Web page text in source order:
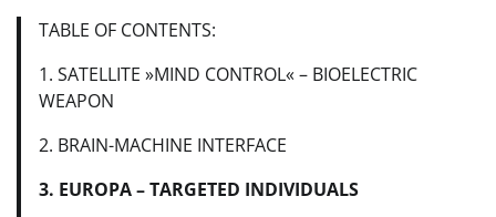
TABLE OF CONTENTS:
1. SATELLITE »MIND CONTROL« – BIOELECTRIC
WEAPON
2. BRAIN-MACHINE INTERFACE
3. EUROPA – TARGETED INDIVIDUALS